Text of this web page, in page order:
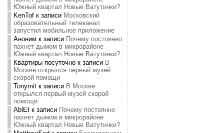
Южный квартал Новые Ватутинки?
KenTofк записи Московский
образовательный телеканал
запустил мобильное приложение
Аноним к записи Почему постоянно
пахнет дымом в микрорайоне
Южный квартал Новые Ватутинки?
Квартиры посуточнок записи В
Москве открылся первый музей
скорой помощи
Tonymitк записи В Москве
открылся первый музей скорой
помощи
AblEtк записи Почему постоянно
пахнет дымом в микрорайоне
Южный квартал Новые Ватутинки?